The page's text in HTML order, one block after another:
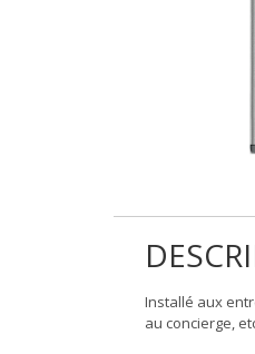
Installé aux
au concierge,